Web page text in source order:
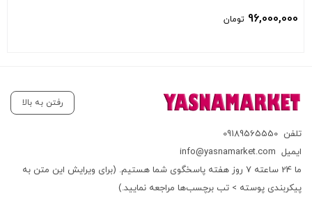
96,000,000 تومان
رفتن به بالا
تلفن 09189565550
ایمیل info@yasnamarket.com
ما 24 ساعته 7 روز هفته پاسخگوی شما هستیم. (برای ویرایش این متن به
پیکربندی پوسته > تب برچسب‌ها مراجعه نمایید.)